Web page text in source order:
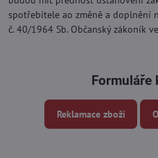
spotřebitele ao změně a doplnění
č. 40/1964 Sb. Občanský zákoník
Formuláře
Reklamace zboží